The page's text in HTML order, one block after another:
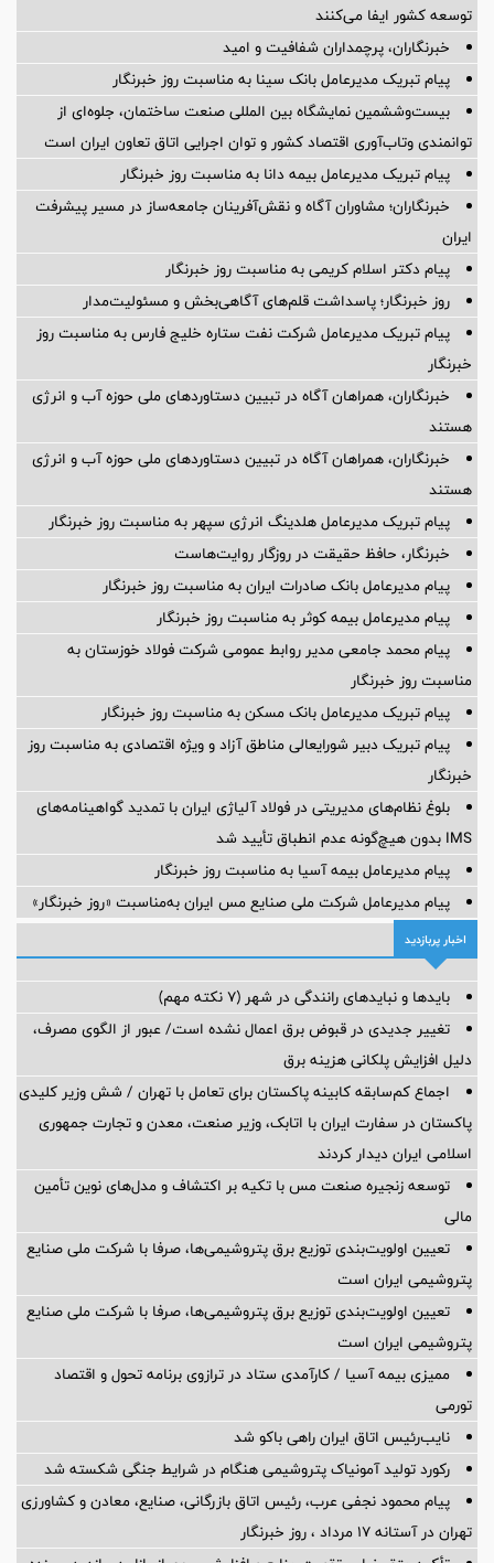
توسعه کشور ایفا می‌کنند
خبرنگاران، پرچمداران شفافیت و امید
پیام تبریک مدیرعامل بانک سینا به مناسبت روز خبرنگار
بیست‌وششمین نمایشگاه بین المللی صنعت ساختمان، جلوه‌ای از
توانمندی وتاب‌آوری اقتصاد کشور و توان اجرایی اتاق تعاون ایران است
پیام ‌تبریک‌ مدیرعامل بیمه دانا به مناسبت روز خبرنگار
خبرنگاران؛ مشاوران آگاه و نقش‌آفرینان جامعه‌ساز در مسیر پیشرفت
ایران
پیام دکتر اسلام کریمی به مناسبت روز خبرنگار
روز خبرنگار؛ پاسداشت قلم‌های آگاهی‌بخش و مسئولیت‌مدار
پیام تبریک مدیرعامل شرکت نفت ستاره خلیج فارس به مناسبت روز
خبرنگار
خبرنگاران، همراهان آگاه در تبیین دستاوردهای ملی حوزه آب و انرژی
هستند
خبرنگاران، همراهان آگاه در تبیین دستاوردهای ملی حوزه آب و انرژی
هستند
پیام تبریک مدیرعامل هلدینگ انرژی سپهر به مناسبت روز خبرنگار
خبرنگار، حافظ حقیقت در روزگار روایت‌هاست
پیام مدیرعامل بانک صادرات ایران به مناسبت روز خبرنگار
پیام مدیرعامل بیمه کوثر به مناسبت روز خبرنگار
پیام محمد جامعی مدیر روابط عمومی شرکت فولاد خوزستان به
مناسبت روز خبرنگار
پیام تبریک مدیرعامل بانک مسکن به مناسبت روز خبرنگار
پیام تبریک دبیر شورایعالی مناطق آزاد و ویژه اقتصادی به مناسبت روز
خبرنگار
بلوغ نظام‌های مدیریتی در فولاد آلیاژی ایران با تمدید گواهینامه‌های
IMS بدون هیچ‌گونه عدم انطباق تأیید شد
پیام مدیرعامل بیمه آسیا به مناسبت روز خبرنگار
پیام مدیرعامل شرکت ملی صنایع مس ایران به‌مناسبت «روز خبرنگار»
اخبار پربازدید
بایدها و نبایدهای رانندگی در شهر (۷ نکته مهم)
تغییر جدیدی در قبوض برق اعمال نشده است/ عبور از الگوی مصرف،
دلیل افزایش پلکانی هزینه برق
اجماع کم‌سابقه کابینه پاکستان برای تعامل با تهران / شش وزیر کلیدی
پاکستان در سفارت ایران با اتابک، وزیر صنعت، معدن و تجارت جمهوری
اسلامی ایران دیدار کردند
توسعه زنجیره صنعت مس با تکیه بر اکتشاف و مدل‌های نوین تأمین
مالی
تعیین اولویت‌بندی توزیع برق پتروشیمی‌ها، صرفا با شرکت ملی صنایع
پتروشیمی ایران است
تعیین اولویت‌بندی توزیع برق پتروشیمی‌ها، صرفا با شرکت ملی صنایع
پتروشیمی ایران است
ممیزی بیمه آسیا / کارآمدی ستاد در ترازوی برنامه تحول و اقتصاد
تورمی
نایب‌رئیس اتاق ایران راهی باکو شد
رکورد تولید آمونیاک پتروشیمی هنگام در شرایط جنگی شکسته شد
پیام محمود نجفی عرب، رئیس اتاق بازرگانی، صنایع، معادن و کشاورزی
تهران در آستانه 17 مرداد ، روز خبرنگار